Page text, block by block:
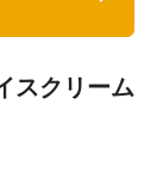
スクリーム